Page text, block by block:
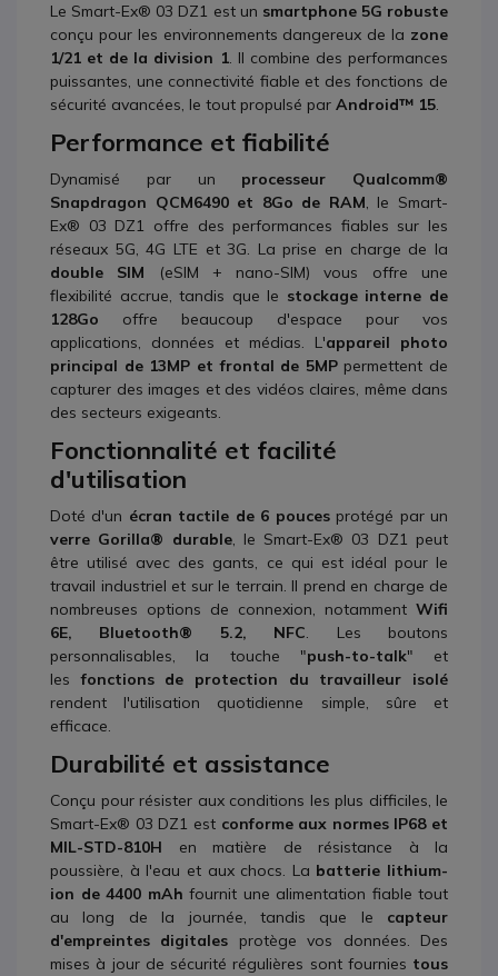
Le Smart-Ex® 03 DZ1 est un smartphone 5G robuste
conçu pour les environnements dangereux de la zone
1/21 et de la division 1. Il combine des performances
puissantes, une connectivité fiable et des fonctions de
sécurité avancées, le tout propulsé par Android™ 15.
Performance et fiabilité
Dynamisé par un processeur Qualcomm®
Snapdragon QCM6490 et 8Go de RAM, le Smart-
Ex® 03 DZ1 offre des performances fiables sur les
réseaux 5G, 4G LTE et 3G. La prise en charge de la
double SIM (eSIM + nano-SIM) vous offre une
flexibilité accrue, tandis que le stockage interne de
128Go offre beaucoup d'espace pour vos
applications, données et médias. L'appareil photo
principal de 13MP et frontal de 5MPpermettent de
capturer des images et des vidéos claires, même dans
des secteurs exigeants.
Fonctionnalité et facilité
d'utilisation
Doté d'un écran tactile de 6 poucesprotégé par un
verre Gorilla® durable, le Smart-Ex® 03 DZ1 peut
être utilisé avec des gants, ce qui est idéal pour le
travail industriel et sur le terrain. Il prend en charge de
nombreuses options de connexion, notamment Wifi
6E, Bluetooth® 5.2, NFC. Les boutons
personnalisables, la touche "push-to-talk" et
lesfonctions de protection du travailleur isolé
rendent l'utilisation quotidienne simple, sûre et
efficace.
Durabilité et assistance
Conçu pour résister aux conditions les plus difficiles, le
Smart-Ex® 03 DZ1 est conforme aux normes IP68 et
MIL-STD-810H en matière de résistance à la
poussière, à l'eau et aux chocs. La batterie lithium-
ion de 4400 mAh fournit une alimentation fiable tout
au long de la journée, tandis que le capteur
d'empreintes digitales protège vos données. Des
mises à jour de sécurité régulières sont fournies tous